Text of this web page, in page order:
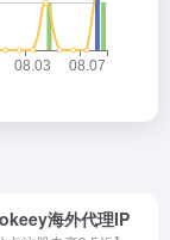
海外代理IP